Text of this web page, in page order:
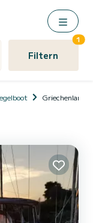
Filtern
1
Griechenland